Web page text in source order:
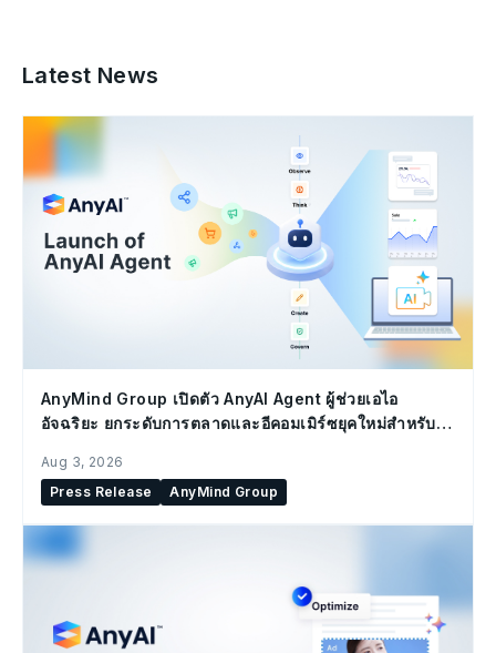
Latest News
AnyMind Group เปิดตัว AnyAI Agent ผู้ช่วยเอไอ
อัจฉริยะ ยกระดับการตลาดและอีคอมเมิร์ซยุคใหม่สำหรับ
Aug 3, 2026
Press Release
AnyMind Group